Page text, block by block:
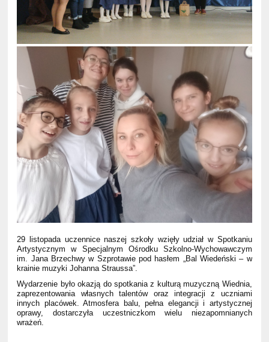
29 listopada uczennice naszej szkoły wzięły udział w Spotkaniu
Artystycznym w Specjalnym Ośrodku Szkolno-Wychowawczym
im. Jana Brzechwy w Szprotawie pod hasłem „Bal Wiedeński – w
krainie muzyki Johanna Straussa”.
Wydarzenie było okazją do spotkania z kulturą muzyczną Wiednia,
zaprezentowania własnych talentów oraz integracji z uczniami
innych placówek. Atmosfera balu, pełna elegancji i artystycznej
oprawy, dostarczyła uczestniczkom wielu niezapomnianych
wrażeń.